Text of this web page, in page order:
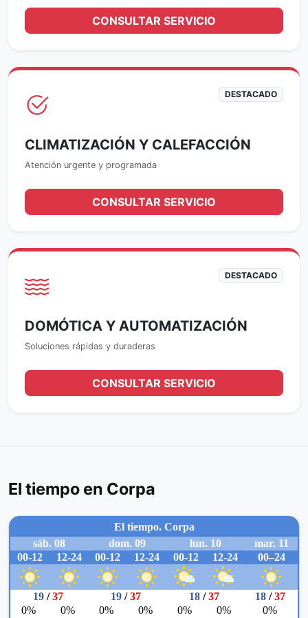
CONSULTAR SERVICIO
DESTACADO
CLIMATIZACIÓN Y CALEFACCIÓN
Atención urgente y programada
CONSULTAR SERVICIO
DESTACADO
DOMÓTICA Y AUTOMATIZACIÓN
Soluciones rápidas y duraderas
CONSULTAR SERVICIO
El tiempo en Corpa